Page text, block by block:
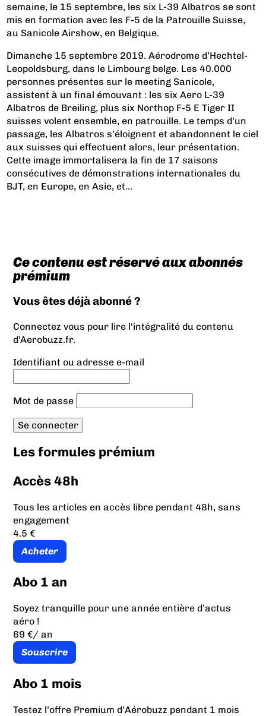
semaine, le 15 septembre, les six L-39 Albatros se sont
mis en formation avec les F-5 de la Patrouille Suisse,
au Sanicole Airshow, en Belgique.
Dimanche 15 septembre 2019. Aérodrome d’Hechtel-
Leopoldsburg, dans le Limbourg belge. Les 40.000
personnes présentes sur le meeting Sanicole,
assistent à un final émouvant : les six Aero L-39
Albatros de Breiling, plus six Northop F-5 E Tiger II
suisses volent ensemble, en patrouille. Le temps d’un
passage, les Albatros s’éloignent et abandonnent le ciel
aux suisses qui effectuent alors, leur présentation.
Cette image immortalisera la fin de 17 saisons
consécutives de démonstrations internationales du
BJT, en Europe, en Asie, et...
Ce contenu est réservé aux abonnés
prémium
Vous êtes déjà abonné ?
Connectez vous pour lire l'intégralité du contenu
d'Aerobuzz.fr.
Identifiant ou adresse e-mail
Mot de passe
Les formules prémium
Accès 48h
Tous les articles en accès libre pendant 48h, sans
engagement
4.5 €
Acheter
Abo 1 an
Soyez tranquille pour une année entière d’actus
aéro !
69 €/ an
Souscrire
Abo 1 mois
Testez l’offre Premium d’Aérobuzz pendant 1 mois